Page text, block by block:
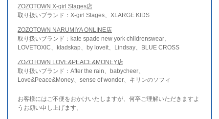
ZOZOTOWN X-girl Stages店
取り扱いブランド：X-girl Stages、XLARGE KIDS
ZOZOTOWN NARUMIYA ONLINE店
取り扱いブランド：kate spade new york childrenswear、
LOVETOXIC、kladskap、by loveit、Lindsay、BLUE CROSS
ZOZOTOWN LOVE&PEACE&MONEY店
取り扱いブランド：After the rain、babycheer、
Love&Peace&Money、sense of wonder、キリンのソフィ
お客様にはご不便をおかけいたしますが、何卒ご理解いただきますよ
うお願い申し上げます。